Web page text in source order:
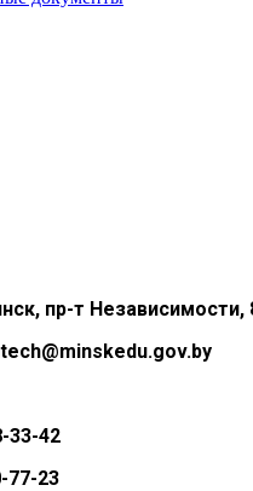
пр-т Независимости,
33-42
77-23